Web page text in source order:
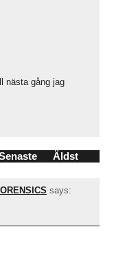
nästa gång jag
Äldst
says: